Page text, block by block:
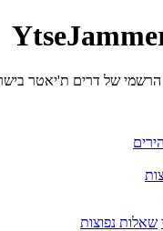
הרשמי של דרים ת'יאטר
שאלות נפוצות